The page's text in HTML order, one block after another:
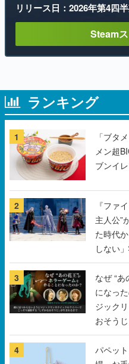
リリース日：2026年第4四
Steam
ランキング
1
「ブタ
メン超
ブンイ
2
『ファ
主人公”
た時代
しない
3
なぜ “
になったのか？ 敵に見
ジック
おそう
4
パペッ